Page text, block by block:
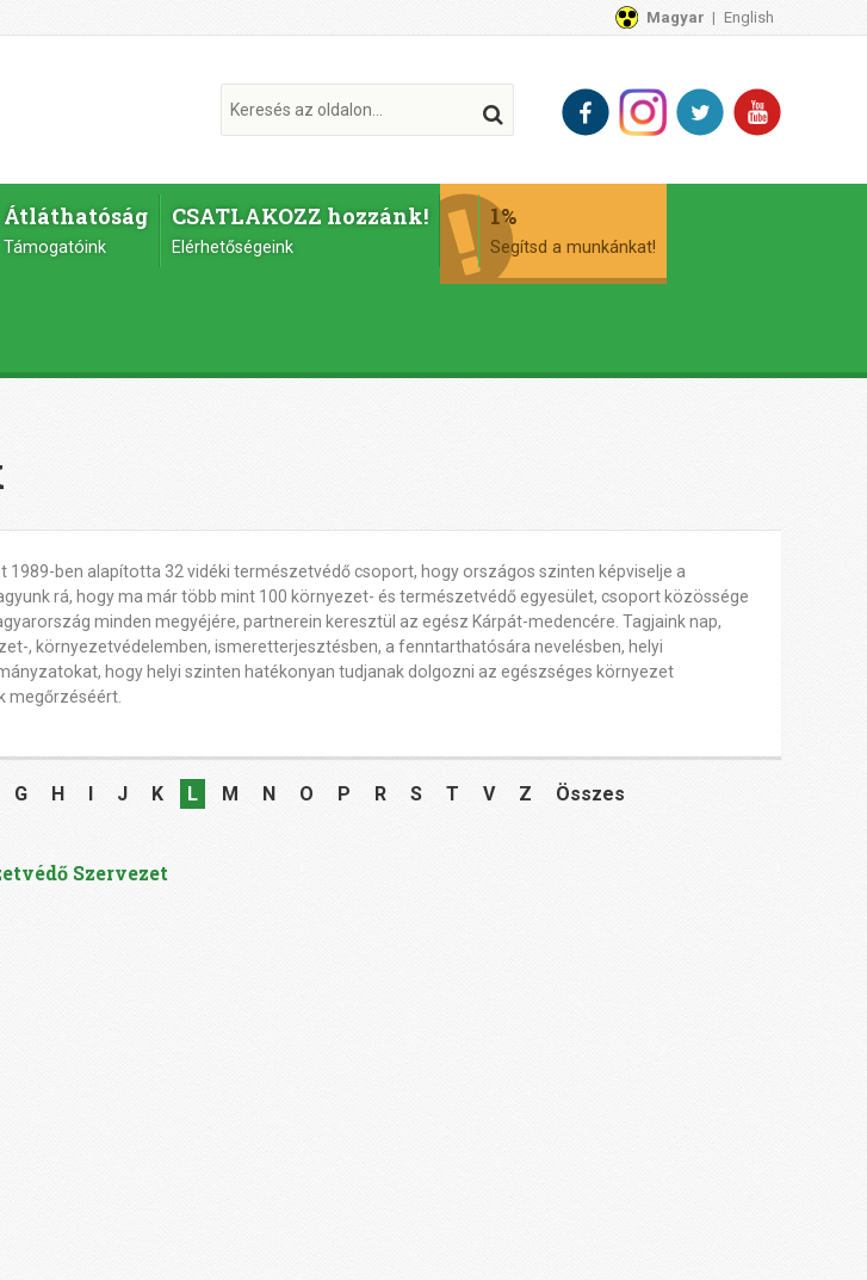
Magyar English
Átláthatóság
Támogatóink
CSATLAKOZZ hozzánk!
Elérhetőségeink
1%
Segítsd a munkánkat!
1989-ben alapította 32 vidéki természetvédő csoport, hogy országos szinten képviselje a
rá, hogy ma már több mint 100 környezet- és természetvédő egyesület, csoport közössége
minden megyéjére, partnerein keresztül az egész Kárpát-medencére. Tagjaink nap,
, környezetvédelemben, ismeretterjesztésben, a fenntarthatósára nevelésben, helyi
hogy helyi szinten hatékonyan tudjanak dolgozni az egészséges környezet
megőrzéséért.
G H I J K L M N O P R S T V Z Összes
Szervezet